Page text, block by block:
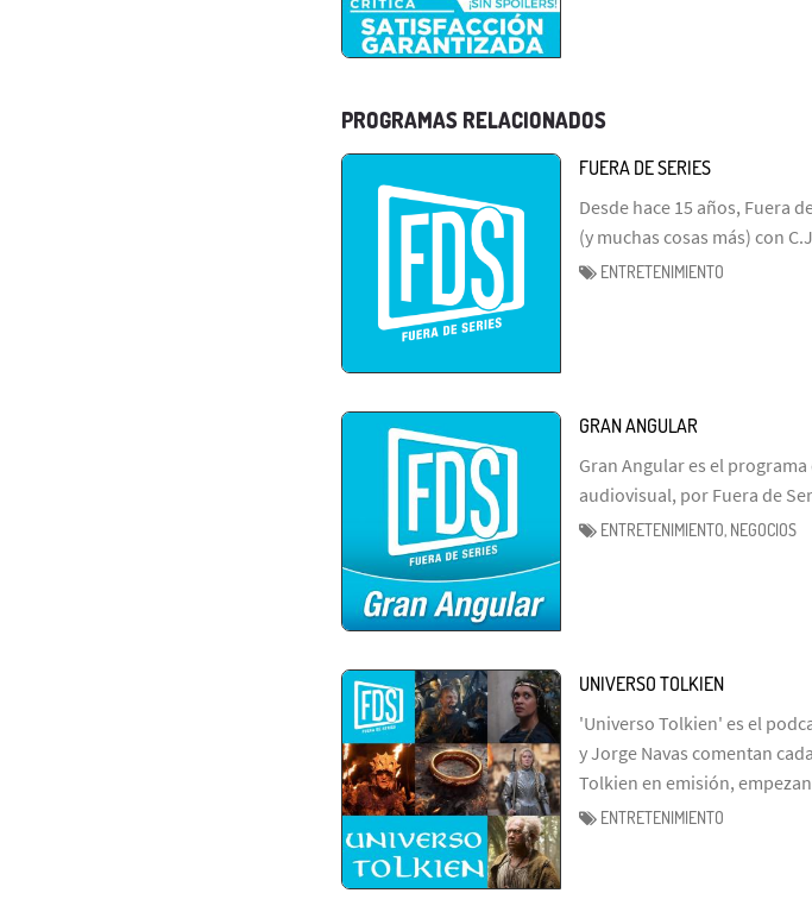
PROGRAMAS RELACIONADOS
FUERA DE SERIES
Desde hace 15 años, Fuera
(y muchas cosas más) con
ENTRETENIMIENTO
GRAN ANGULAR
Gran Angular es el
audiovisual, por Fuera de
ENTRETENIMIENTO, NEGOCIOS
UNIVERSO TOLKIEN
'Universo Tolkien' es el
y Jorge Navas comentan
Tolkien en emisión,
ENTRETENIMIENTO